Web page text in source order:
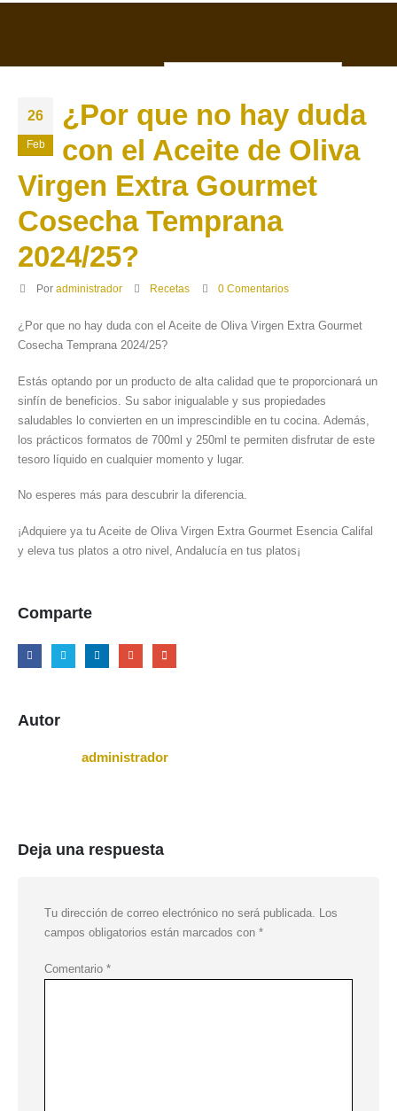
26
Feb
¿Por que no hay duda
con el Aceite de Oliva
Virgen Extra Gourmet
Cosecha Temprana
2024/25?
Por administrador Recetas 0 Comentarios
¿Por que no hay duda con el Aceite de Oliva Virgen Extra Gourmet
Cosecha Temprana 2024/25?
Estás optando por un producto de alta calidad que te proporcionará un
sinfín de beneficios. Su sabor inigualable y sus propiedades
saludables lo convierten en un imprescindible en tu cocina. Además,
los prácticos formatos de 700ml y 250ml te permiten disfrutar de este
tesoro líquido en cualquier momento y lugar.
No esperes más para descubrir la diferencia.
¡Adquiere ya tu Aceite de Oliva Virgen Extra Gourmet Esencia Califal
y eleva tus platos a otro nivel, Andalucía en tus platos¡
Comparte
Autor
administrador
Deja una respuesta
Tu dirección de correo electrónico no será publicada. Los
campos obligatorios están marcados con *
Comentario *